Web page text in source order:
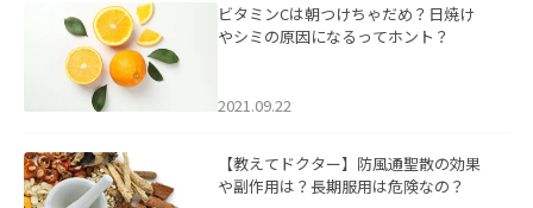
ビタミンCは朝つけちゃだめ？日焼け
やシミの原因になるってホント？
2021.09.22
【教えてドクター】防風通聖散の効果
や副作用は？長期服用は危険なの？